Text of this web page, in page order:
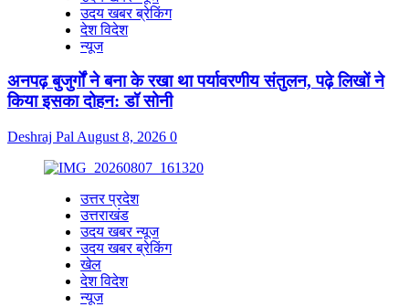
उदय खबर ब्रेकिंग
देश विदेश
न्यूज
अनपढ़ बुजुर्गों ने बना के रखा था पर्यावरणीय संतुलन, पढ़े लिखों ने
किया इसका दोहन: डॉ सोनी
Deshraj Pal August 8, 2026 0
उत्तर प्रदेश
उत्तराखंड
उदय खबर न्यूज
उदय खबर ब्रेकिंग
खेल
देश विदेश
न्यूज